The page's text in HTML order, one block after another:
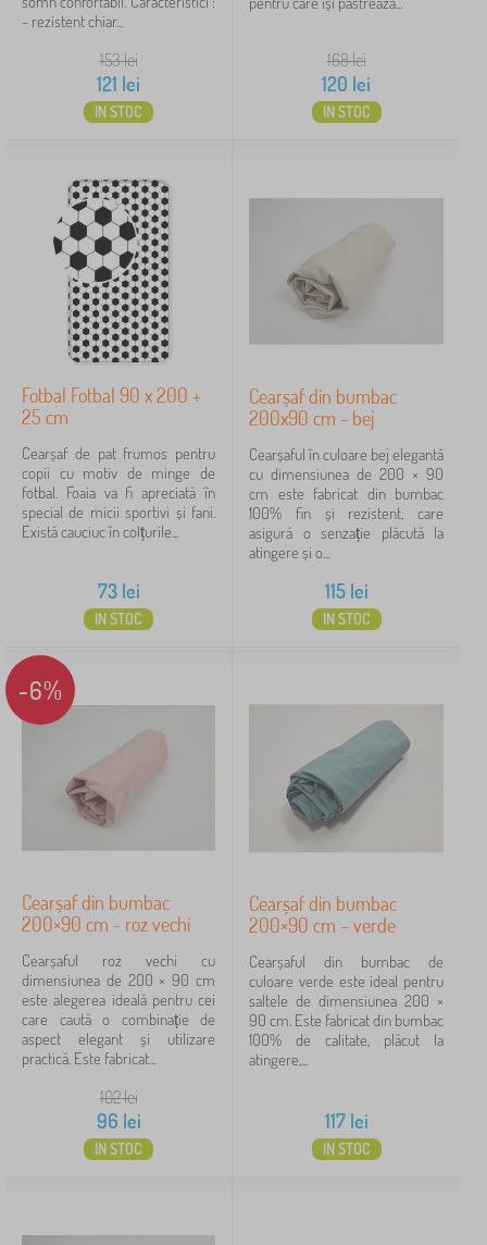
- rezistent chiar...
153lei
121 lei
IN STOC
168lei
120 lei
IN STOC
Fotbal Fotbal 90 x 200 +
25 cm
Cearșaf de pat frumos pentru
copii cu motiv de minge de
fotbal. Foaia va fi apreciată în
special de micii sportivi și fani.
Există cauciuc în colțurile...
73lei
IN STOC
Cearșaf din bumbac
200x90 cm - bej
Cearșaful în culoare bej elegantă
cu dimensiunea de 200 × 90
cm este fabricat din bumbac
100% fin și rezistent, care
asigură o senzație plăcută la
atingere și o...
115lei
IN STOC
-6%
Cearșaf din bumbac
200×90 cm - roz vechi
Cearșaful roz vechi cu
dimensiunea de 200 × 90 cm
este alegerea ideală pentru cei
care caută o combinație de
aspect elegant și utilizare
practică. Este fabricat...
102lei
96 lei
IN STOC
Cearșaf din bumbac
200×90 cm – verde
Cearșaful din bumbac de
culoare verde este ideal pentru
saltele de dimensiunea 200 ×
90 cm. Este fabricat din bumbac
100% de calitate, plăcut la
atingere,...
117lei
IN STOC